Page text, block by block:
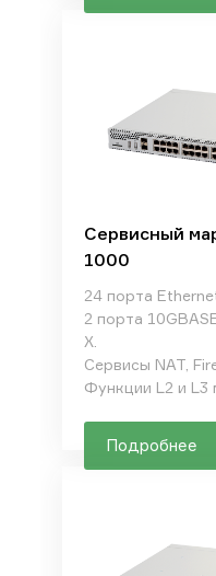
Сервисный
1000
24 порта
2 порта
X.
Сервисы NAT,
Функции L2 и L3
Подробнее